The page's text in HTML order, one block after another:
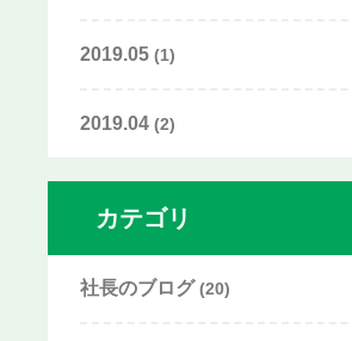
2019.05(1)
2019.04(2)
カテゴリ
社長のブログ(20)